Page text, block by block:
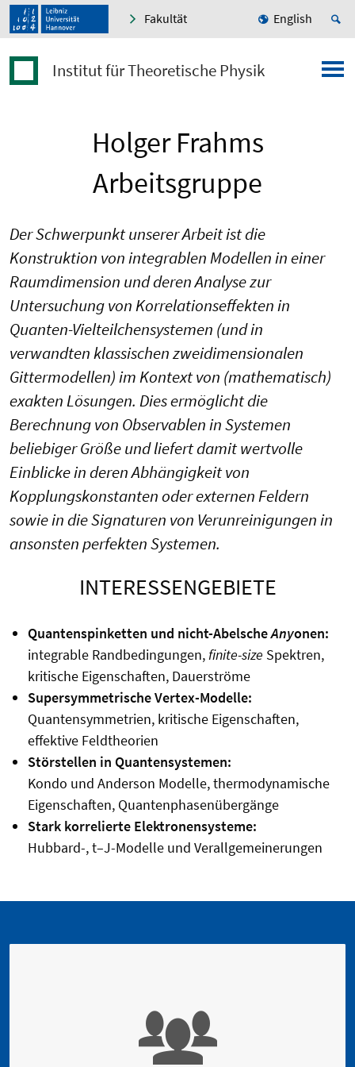
Fakultät English
Institut für Theoretische Physik
Holger Frahms
Arbeitsgruppe
Der Schwerpunkt unserer Arbeit ist die
Konstruktion von integrablen Modellen in einer
Raumdimension und deren Analyse zur
Untersuchung von Korrelationseffekten in
Quanten-Vielteilchensystemen (und in
verwandten klassischen zweidimensionalen
Gittermodellen) im Kontext von (mathematisch)
exakten Lösungen. Dies ermöglicht die
Berechnung von Observablen in Systemen
beliebiger Größe und liefert damit wertvolle
Einblicke in deren Abhängigkeit von
Kopplungskonstanten oder externen Feldern
sowie in die Signaturen von Verunreinigungen in
ansonsten perfekten Systemen.
INTERESSENGEBIETE
Quantenspinketten und nicht-AbelscheAnyonen:
integrable Randbedingungen,finite-size Spektren,
kritische Eigenschaften, Dauerströme
Supersymmetrische Vertex-Modelle:
Quantensymmetrien, kritische Eigenschaften,
effektive Feldtheorien
Störstellen in Quantensystemen:
Kondo und Anderson Modelle, thermodynamische
Eigenschaften, Quantenphasenübergänge
Stark korrelierte Elektronensysteme:
Hubbard-, t–J-Modelle und Verallgemeinerungen